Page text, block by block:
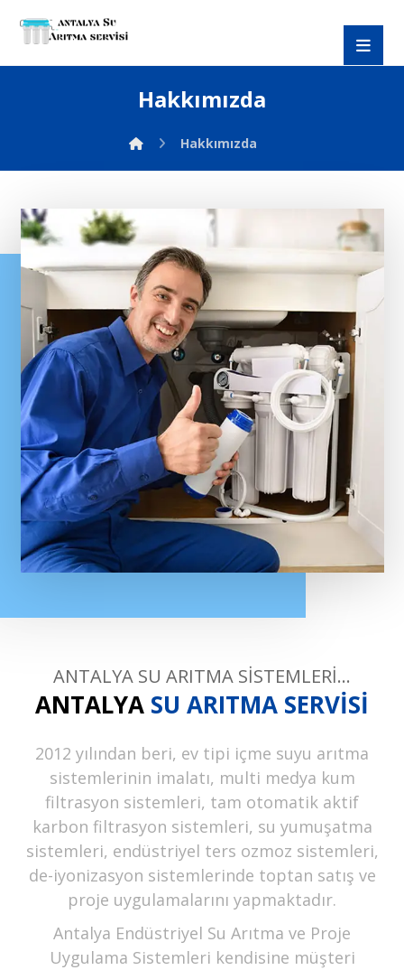
Hakkımızda
Hakkımızda
ANTALYA SU ARITMA SİSTEMLERİ…
ANTALYA SU ARITMA SERVİSİ
2012 yılından beri, ev tipi içme suyu arıtma
sistemlerinin imalatı, multi medya kum
filtrasyon sistemleri, tam otomatik aktif
karbon filtrasyon sistemleri, su yumuşatma
sistemleri, endüstriyel ters ozmoz sistemleri,
de-iyonizasyon sistemlerinde toptan satış ve
proje uygulamalarını yapmaktadır.
Antalya Endüstriyel Su Arıtma ve Proje
Uygulama Sistemleri kendisine müşteri